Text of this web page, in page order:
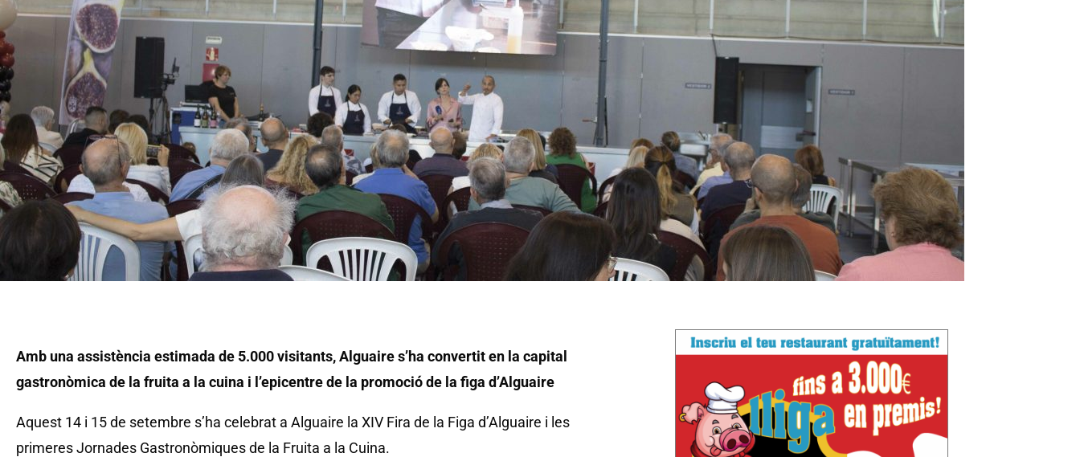
Amb una assistència estimada de 5.000 visitants, Alguaire s’ha convertit en la capital
gastronòmica de la fruita a la cuina i l’epicentre de la promoció de la figa d’Alguaire
Aquest 14 i 15 de setembre s’ha celebrat a Alguaire la XIV Fira de la Figa d’Alguaire i les
primeres Jornades Gastronòmiques de la Fruita a la Cuina.